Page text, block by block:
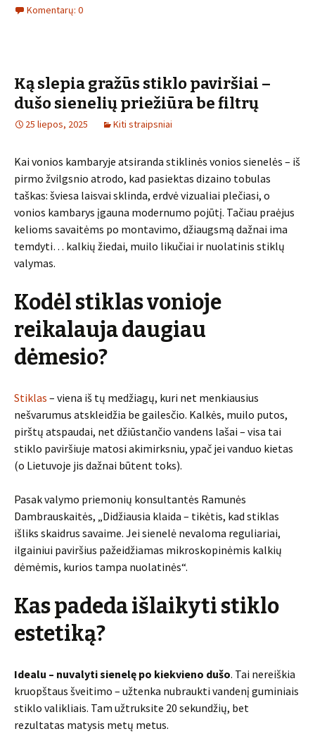
Komentarų: 0
Ką slepia gražūs stiklo paviršiai –
dušo sienelių priežiūra be filtrų
25 liepos, 2025 Kiti straipsniai
Kai vonios kambaryje atsiranda stiklinės vonios sienelės – iš
pirmo žvilgsnio atrodo, kad pasiektas dizaino tobulas
taškas: šviesa laisvai sklinda, erdvė vizualiai plečiasi, o
vonios kambarys įgauna modernumo pojūtį. Tačiau praėjus
kelioms savaitėms po montavimo, džiaugsmą dažnai ima
temdyti… kalkių žiedai, muilo likučiai ir nuolatinis stiklų
valymas.
Kodėl stiklas vonioje
reikalauja daugiau
dėmesio?
Stiklas – viena iš tų medžiagų, kuri net menkiausius
nešvarumus atskleidžia be gailesčio. Kalkės, muilo putos,
pirštų atspaudai, net džiūstančio vandens lašai – visa tai
stiklo paviršiuje matosi akimirksniu, ypač jei vanduo kietas
(o Lietuvoje jis dažnai būtent toks).
Pasak valymo priemonių konsultantės Ramunės
Dambrauskaitės, „Didžiausia klaida – tikėtis, kad stiklas
išliks skaidrus savaime. Jei sienelė nevaloma reguliariai,
ilgainiui paviršius pažeidžiamas mikroskopinėmis kalkių
dėmėmis, kurios tampa nuolatinės“.
Kas padeda išlaikyti stiklo
estetiką?
Idealu – nuvalyti sienelę po kiekvieno dušo. Tai nereiškia
kruopštaus šveitimo – užtenka nubraukti vandenį guminiais
stiklo valikliais. Tam užtruksite 20 sekundžių, bet
rezultatas matysis metų metus.